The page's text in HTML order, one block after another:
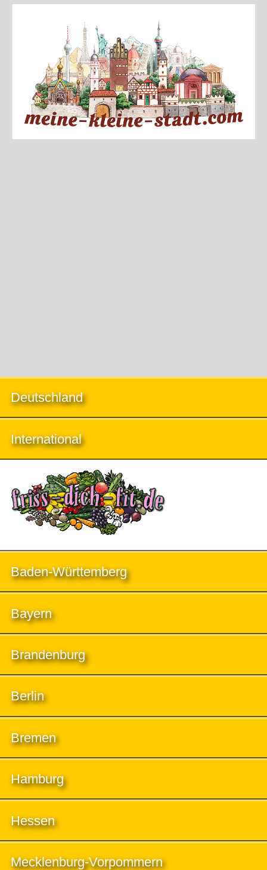
Deutschland
International
Baden-Württemberg
Bayern
Brandenburg
Berlin
Bremen
Hamburg
Hessen
Mecklenburg-Vorpommern